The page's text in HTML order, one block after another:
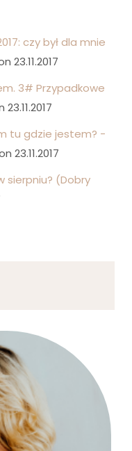
czy był dla mnie
23.11.2017
3# Przypadkowe
23.11.2017
tu gdzie jestem? -
23.11.2017
sierpniu? (Dobry